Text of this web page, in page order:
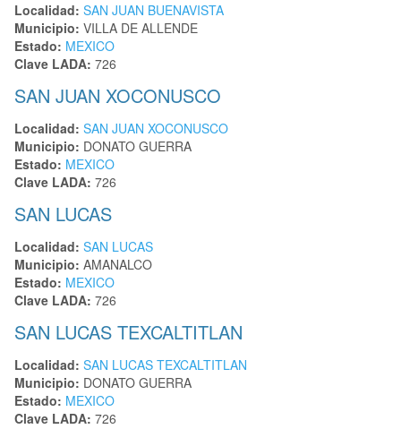
Localidad: SAN JUAN BUENAVISTA
Municipio: VILLA DE ALLENDE
Estado: MEXICO
Clave LADA: 726
SAN JUAN XOCONUSCO
Localidad: SAN JUAN XOCONUSCO
Municipio: DONATO GUERRA
Estado: MEXICO
Clave LADA: 726
SAN LUCAS
Localidad: SAN LUCAS
Municipio: AMANALCO
Estado: MEXICO
Clave LADA: 726
SAN LUCAS TEXCALTITLAN
Localidad: SAN LUCAS TEXCALTITLAN
Municipio: DONATO GUERRA
Estado: MEXICO
Clave LADA: 726